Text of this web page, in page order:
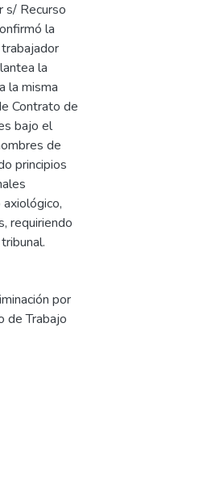
s/ Recurso
la
la
la misma
Contrato de
bajo el
de
principios
requiriendo
por
de Trabajo